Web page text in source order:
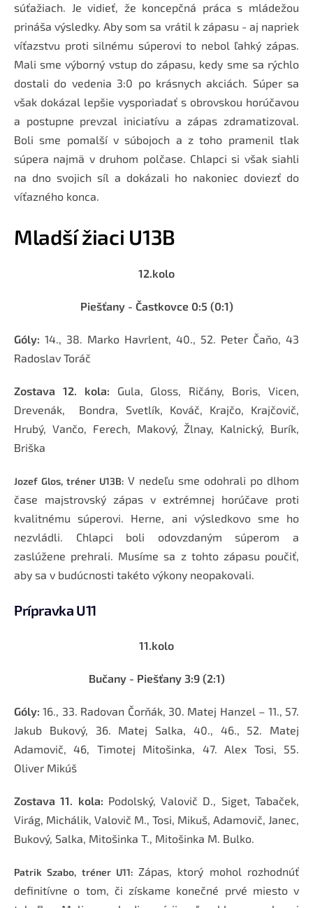
súťažiach. Je vidieť, že koncepčná práca s mládežou
prináša výsledky. Aby som sa vrátil k zápasu - aj napriek
víťazstvu proti silnému súperovi to nebol ľahký zápas.
Mali sme výborný vstup do zápasu, kedy sme sa rýchlo
dostali do vedenia 3:0 po krásnych akciách. Súper sa
však dokázal lepšie vysporiadať s obrovskou horúčavou
a postupne prevzal iniciatívu a zápas zdramatizoval.
Boli sme pomalší v súbojoch a z toho pramenil tlak
súpera najmä v druhom polčase. Chlapci si však siahli
na dno svojich síl a dokázali ho nakoniec doviezť do
víťazného konca.
Mladší žiaci U13B
12.kolo
Piešťany - Častkovce 0:5 (0:1)
Góly: 14., 38. Marko Havrlent, 40., 52. Peter Čaňo, 43
Radoslav Toráč
Zostava 12. kola: Gula, Gloss, Ričány, Boris, Vicen,
Drevenák, Bondra, Svetlík, Kováč, Krajčo, Krajčovič,
Hrubý, Vančo, Ferech, Makový, Žlnay, Kalnický, Burík,
Briška
Jozef Glos, tréner U13B: V nedeľu sme odohrali po dlhom
čase majstrovský zápas v extrémnej horúčave proti
kvalitnému súperovi. Herne, ani výsledkovo sme ho
nezvládli. Chlapci boli odovzdaným súperom a
zaslúžene prehrali. Musíme sa z tohto zápasu poučiť,
aby sa v budúcnosti takéto výkony neopakovali.
Prípravka U11
11.kolo
Bučany - Piešťany 3:9 (2:1)
Góly: 16., 33. Radovan Čorňák, 30. Matej Hanzel – 11., 57.
Jakub Bukový, 36. Matej Salka, 40., 46., 52. Matej
Adamovič, 46, Timotej Mitošinka, 47. Alex Tosi, 55.
Oliver Mikúš
Zostava 11. kola: Podolský, Valovič D., Siget, Tabaček,
Virág, Michálik, Valovič M., Tosi, Mikuš, Adamovič, Janec,
Bukový, Salka, Mitošinka T., Mitošinka M. Bulko.
Patrik Szabo, tréner U11: Zápas, ktorý mohol rozhodnúť
definitívne o tom, či získame konečné prvé miesto v